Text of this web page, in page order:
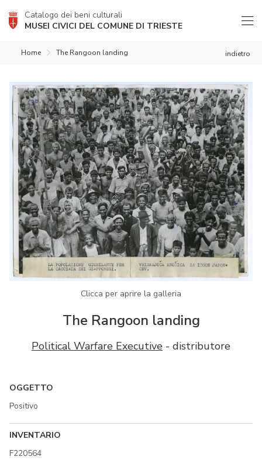
Catalogo dei beni culturali
MUSEI CIVICI DEL COMUNE DI TRIESTE
indietro
Home The Rangoon landing
Clicca per aprire la galleria
The Rangoon landing
Political Warfare Executive - distributore
OGGETTO
Positivo
INVENTARIO
F220564